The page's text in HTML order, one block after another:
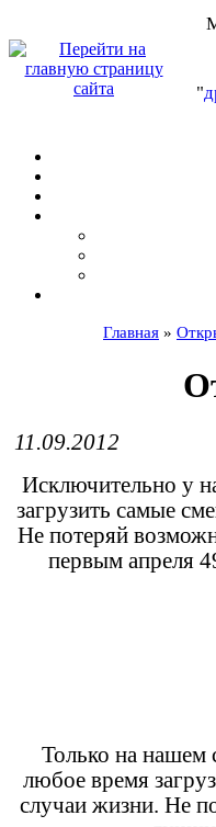
"
Главная »
11.09.2012
Исключительно у
загрузить самые
Не потеряй
первым апреля
Только на нашем
любое время
случаи жизни. Не